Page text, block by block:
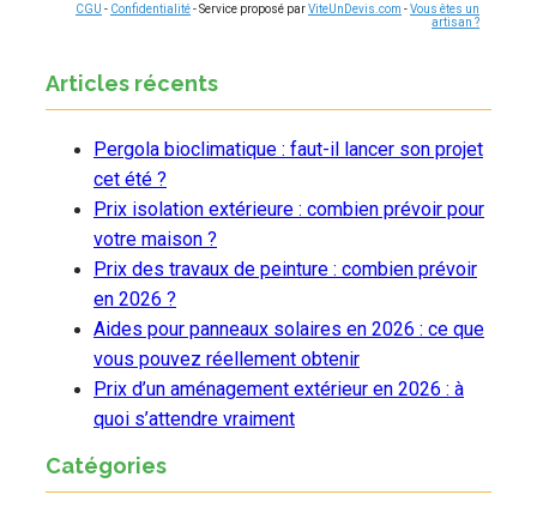
CGU - Confidentialité- Service proposé parViteUnDevis.com -Vous êtes un
artisan ?
Articles récents
Pergola bioclimatique : faut-il lancer son projet
cet été ?
Prix isolation extérieure : combien prévoir pour
votre maison ?
Prix des travaux de peinture : combien prévoir
en 2026 ?
Aides pour panneaux solaires en 2026 : ce que
vous pouvez réellement obtenir
Prix d’un aménagement extérieur en 2026 : à
quoi s’attendre vraiment
Catégories